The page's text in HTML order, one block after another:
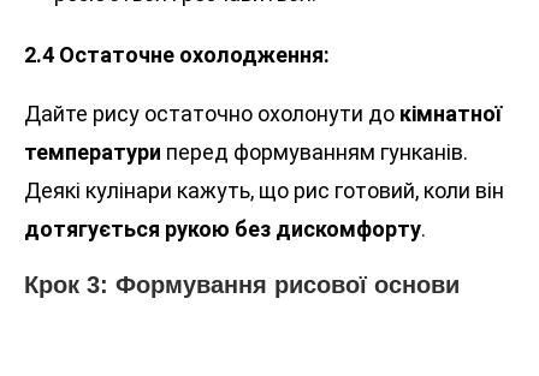
2.4 Остаточне охолодження:
Дайте рису остаточно охолонути до кімнатної
температури перед формуванням гунканів.
Деякі кулінари кажуть, що рис готовий, коли він
дотягується рукою без дискомфорту.
Крок 3: Формування рисової основи